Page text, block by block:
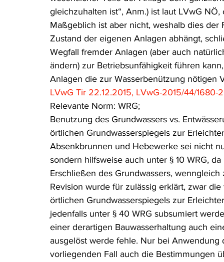
gleichzuhalten ist“, Anm.) ist laut LVwG
Maßgeblich ist aber nicht, weshalb dies
Zustand der eigenen Anlagen abhängt,
Wegfall fremder Anlagen (aber auch
ändern) zur Betriebsunfähigkeit führen
Anlagen die zur Wasserbenützung nötigen
LVwG Tir 22.12.2015, LVwG-2015/44/1680-
Relevante Norm: WRG;
Benutzung des Grundwassers vs.
örtlichen Grundwasserspiegels zur
Absenkbrunnen und Hebewerke sei nicht
sondern hilfsweise auch unter § 10 WRG,
Erschließen des Grundwassers,
Revision wurde für zulässig erklärt, zwar
örtlichen Grundwasserspiegels zur
jedenfalls unter § 40 WRG subsumiert
einer derartigen Bauwasserhaltung auch
ausgelöst werde fehle. Nur bei
vorliegenden Fall auch die Bestimmungen